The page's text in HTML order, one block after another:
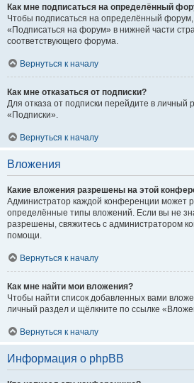
Как мне подписаться на определённый
Чтобы подписаться на определённый
«Подписаться на форум» в нижней части
соответствующего форума.
Вернуться к началу
Как мне отказаться от подписки?
Для отказа от подписки перейдите в личный
«Подписки».
Вернуться к началу
Вложения
Какие вложения разрешены на этой
Администратор каждой конференции может
определённые типы вложений. Если вы не
разрешены, свяжитесь с администратором
помощи.
Вернуться к началу
Как мне найти мои вложения?
Чтобы найти список добавленных вами
личный раздел и щёлкните по ссылке
Вернуться к началу
Информация о phpBB